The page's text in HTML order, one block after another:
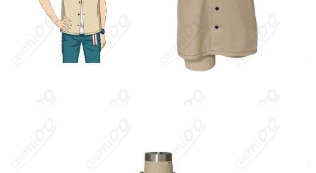
発送予定
加工に7～15営業日、配送に5～7営業日（※
土日祝除く）、合計で12～22営業日程度で
お届け
クレジットカード（VISA、Master、JCB、
ハンガーに吊るす、収納ケースに入れる、